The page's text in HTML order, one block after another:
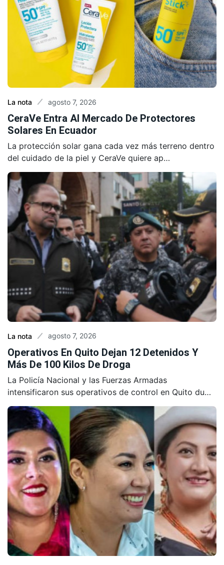
La nota agosto 7, 2026
CeraVe Entra Al Mercado De Protectores
Solares En Ecuador
La protección solar gana cada vez más terreno dentro
del cuidado de la piel y CeraVe quiere ap…
La nota agosto 7, 2026
Operativos En Quito Dejan 12 Detenidos Y
Más De 100 Kilos De Droga
La Policía Nacional y las Fuerzas Armadas
intensificaron sus operativos de control en Quito du…